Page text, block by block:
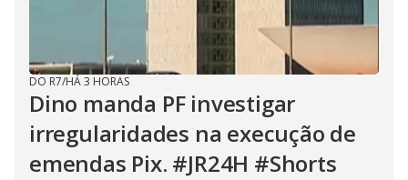
DO R7/HÁ 3 HORAS
Dino manda PF investigar
irregularidades na execução de
emendas Pix. #JR24H #Shorts